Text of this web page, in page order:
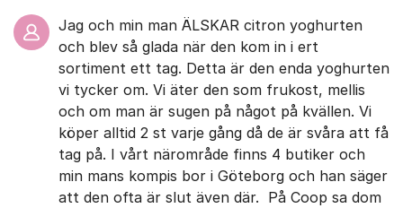
Jag och min man ÄLSKAR citron yoghurten
och blev så glada när den kom in i ert
sortiment ett tag. Detta är den enda yoghurten
vi tycker om. Vi äter den som frukost, mellis
och om man är sugen på något på kvällen. Vi
köper alltid 2 st varje gång då de är svåra att få
tag på. I vårt närområde finns 4 butiker och
min mans kompis bor i Göteborg och han säger
att den ofta är slut även där. På Coop sa dom